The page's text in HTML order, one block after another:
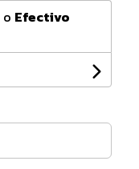
o Efectivo